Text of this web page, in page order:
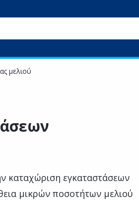
μελιού
καταχώριση εγκαταστάσεων
μικρών ποσοτήτων μελιού